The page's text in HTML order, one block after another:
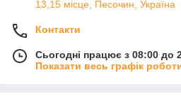
13,15 місце, Песочин, Україна
Контакти
Сьогодні працює з 08:00 до
Показати весь графік